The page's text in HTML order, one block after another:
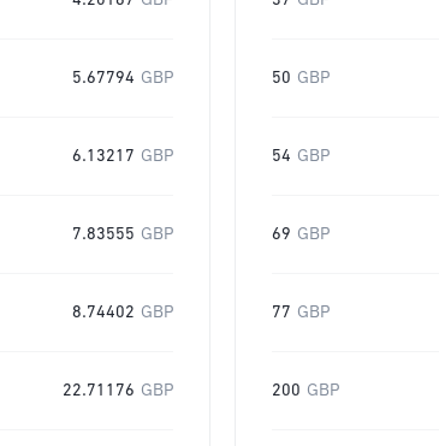
5.67794 GBP
6.13217 GBP
7.83555 GBP
8.74402 GBP
22.71176 GBP
50 GBP
54 GBP
69 GBP
77 GBP
200 GBP